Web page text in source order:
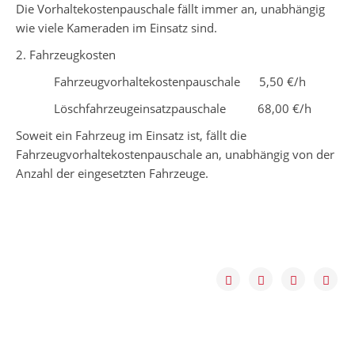
Die Vorhaltekostenpauschale fällt immer an, unabhängig
wie viele Kameraden im Einsatz sind.
2. Fahrzeugkosten
Fahrzeugvorhaltekostenpauschale 5,50 €/h
Löschfahrzeugeinsatzpauschale 68,00 €/h
Soweit ein Fahrzeug im Einsatz ist, fällt die
Fahrzeugvorhaltekostenpauschale an, unabhängig von der
Anzahl der eingesetzten Fahrzeuge.